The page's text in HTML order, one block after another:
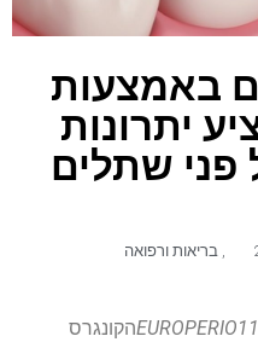
באמצעות
יתרונות
פני שתלים
בריאות ורפואה
EUROPERIO11הקונגרס